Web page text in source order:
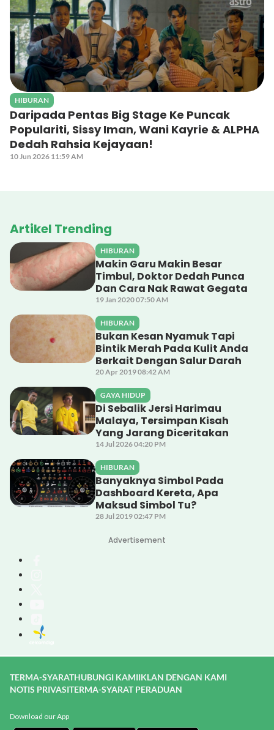
HIBURAN
Daripada Pentas Big Stage Ke Puncak
Populariti, Sissy Iman, Wani Kayrie & ALPHA
Dedah Rahsia Kejayaan!
10 Jun 2026 11:59 AM
Artikel Trending
HIBURAN
Makin Garu Makin Besar
Timbul, Doktor Dedah Punca
Dan Cara Nak Rawat Gegata
19 Jan 2020 07:50 AM
HIBURAN
Bukan Kesan Nyamuk Tapi
Bintik Merah Pada Kulit Anda
Berkait Dengan Salur Darah
20 Apr 2019 08:42 AM
GAYA HIDUP
Di Sebalik Jersi Harimau
Malaya, Tersimpan Kisah
Yang Jarang Diceritakan
14 Jul 2026 04:20 PM
HIBURAN
Banyaknya Simbol Pada
Dashboard Kereta, Apa
Maksud Simbol Tu?
28 Jul 2019 02:47 PM
Advertisement
TERMA-SYARATHUBUNGI KAMIIKLAN DENGAN KAMI
NOTIS PRIVASITERMA-SYARAT PERADUAN
Download our App